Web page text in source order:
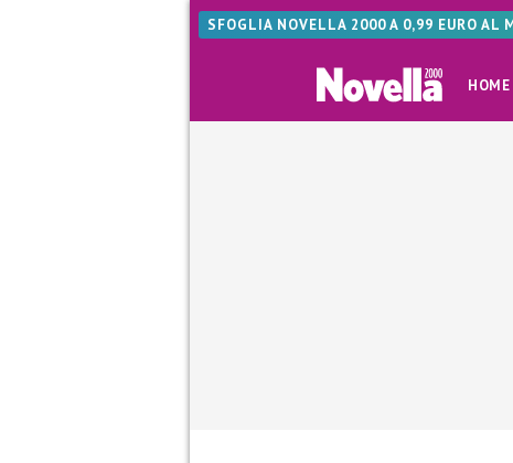
SFOGLIA NOVELLA 2000 A 0,99 EURO AL
HOME